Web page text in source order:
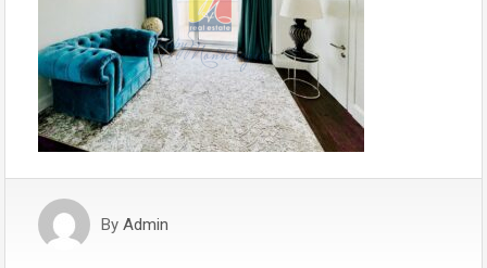
By Admin